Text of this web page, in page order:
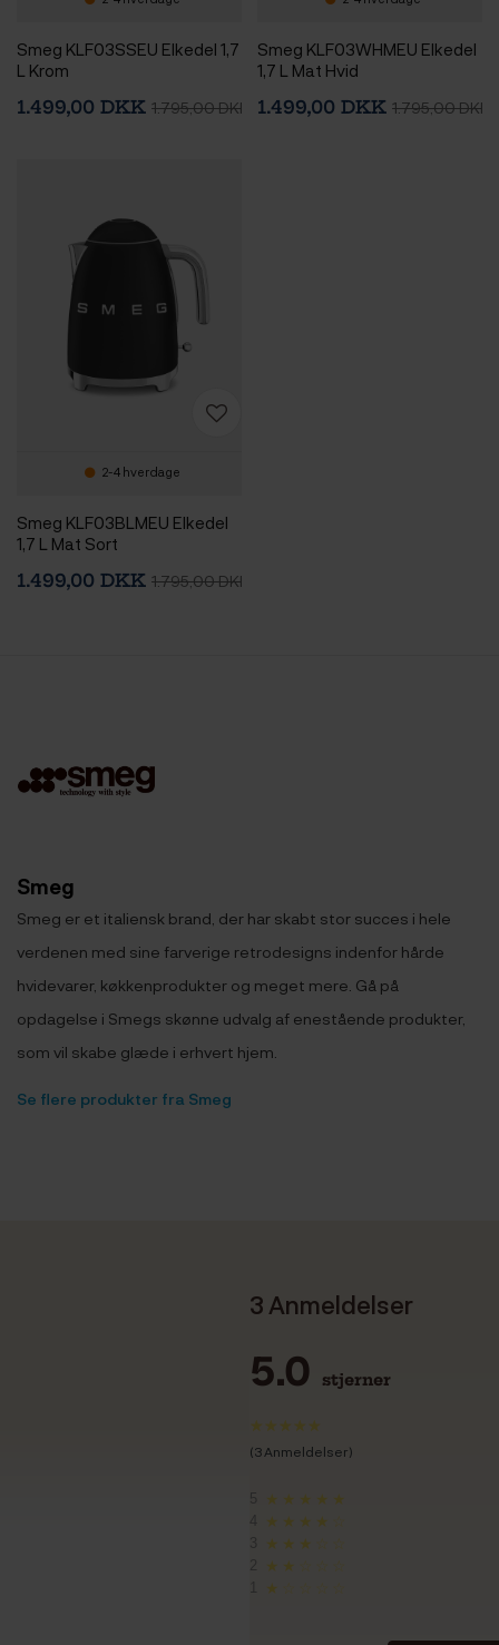
Smeg KLF03SSEU Elkedel 1,7
L Krom
1.499,00 DKK 1.795,00 DKK
Smeg KLF03WHMEU Elkedel
1,7 L Mat Hvid
1.499,00 DKK 1.795,00 DKK
2-4 hverdage
Smeg KLF03BLMEU Elkedel
1,7 L Mat Sort
1.499,00 DKK 1.795,00 DKK
Smeg
Smeg er et italiensk brand, der har skabt stor succes i hele
verdenen med sine farverige retrodesigns indenfor hårde
hvidevarer, køkkenprodukter og meget mere. Gå på
opdagelse i Smegs skønne udvalg af enestående produkter,
som vil skabe glæde i erhvert hjem.
Se flere produkter fra Smeg
3 Anmeldelser
5.0 stjerner
(3 Anmeldelser)
5 ★★★★★
★★★★☆
3 ★★★☆☆
★★☆☆☆
★☆☆☆☆